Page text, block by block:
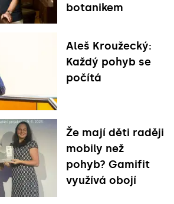
botanikem
Aleš Kroužecký:
Každý pohyb se
počítá
Že mají děti raději
mobily než
pohyb? Gamifit
využívá obojí